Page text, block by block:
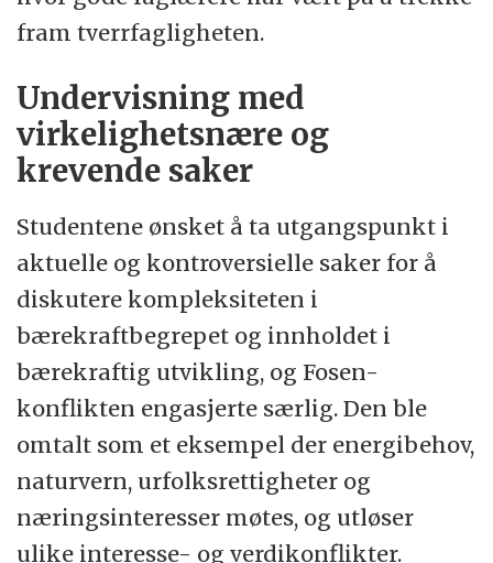
fram tverrfagligheten.
Undervisning med
virkelighetsnære og
krevende saker
Studentene ønsket å ta utgangspunkt i
aktuelle og kontroversielle saker for å
diskutere kompleksiteten i
bærekraftbegrepet og innholdet i
bærekraftig utvikling, og Fosen-
konflikten engasjerte særlig. Den ble
omtalt som et eksempel der energibehov,
naturvern, urfolksrettigheter og
næringsinteresser møtes, og utløser
ulike interesse- og verdikonflikter.